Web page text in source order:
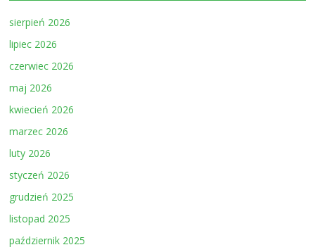
sierpień 2026
lipiec 2026
czerwiec 2026
maj 2026
kwiecień 2026
marzec 2026
luty 2026
styczeń 2026
grudzień 2025
listopad 2025
październik 2025